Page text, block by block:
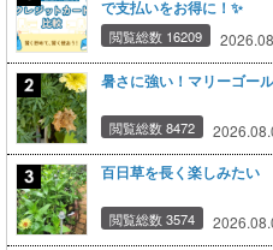
で支払いをお得に！✨
閲覧総数 16209
暑さに強い！マリーゴー
閲覧総数 8472
百日草を長く楽しみたい
閲覧総数 3574